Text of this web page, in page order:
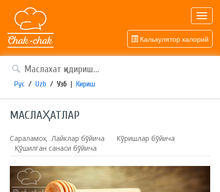
Калькулятор калорий
Рус / Uzb / Узб | Кириш
МАСЛАҲАТЛАР
Сараламоқ: Лайклар бўйича
Кўришлар бўйича
Қўшилган санаси бўйича